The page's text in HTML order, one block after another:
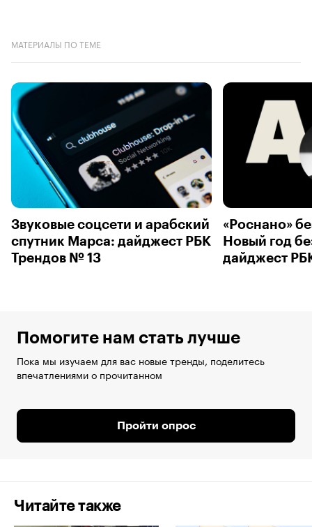
МАТЕРИАЛЫ ПО ТЕМЕ
Звуковые соцсети и арабский
спутник Марса: дайджест РБК
Трендов № 13
«Роснано»
Новый год
дайджест
Помогите нам стать лучше
Пока мы изучаем для вас новые тренды, поделитесь
впечатлениями о прочитанном
Пройти опрос
Читайте также